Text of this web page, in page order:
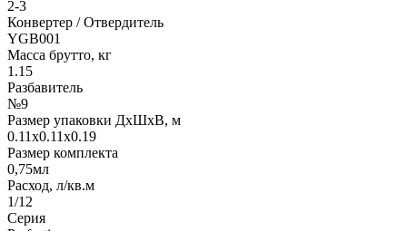
2-3
Конвертер / Отвердитель
YGB001
Масса брутто, кг
1.15
Разбавитель
№9
Размер упаковки ДхШхВ, м
0.11x0.11x0.19
Размер комплекта
0,75мл
Расход, л/кв.м
1/12
Серия